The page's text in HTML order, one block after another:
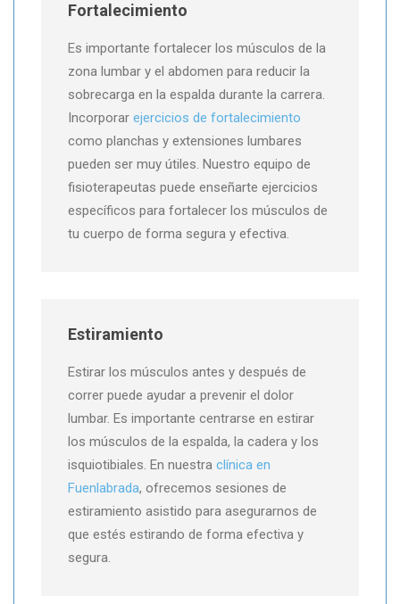
Fortalecimiento
Es importante fortalecer los músculos de la
zona lumbar y el abdomen para reducir la
sobrecarga en la espalda durante la carrera.
Incorporar ejercicios de fortalecimiento
como planchas y extensiones lumbares
pueden ser muy útiles. Nuestro equipo de
fisioterapeutas puede enseñarte ejercicios
específicos para fortalecer los músculos de
tu cuerpo de forma segura y efectiva.
Estiramiento
Estirar los músculos antes y después de
correr puede ayudar a prevenir el dolor
lumbar. Es importante centrarse en estirar
los músculos de la espalda, la cadera y los
isquiotibiales. En nuestra clínica en
Fuenlabrada, ofrecemos sesiones de
estiramiento asistido para asegurarnos de
que estés estirando de forma efectiva y
segura.